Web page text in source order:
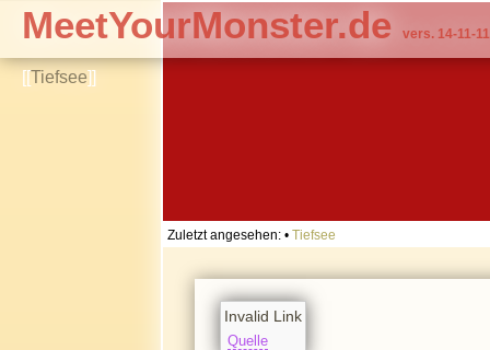
[[Tiefsee]]
MeetYourMonster.de vers. 14-11-11
Zuletzt angesehen: • Tiefsee
Invalid Link
Quelle